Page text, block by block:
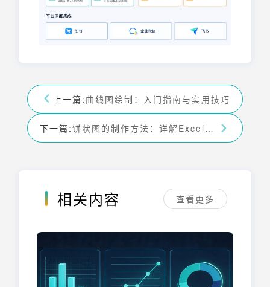
上一篇: 曲线图绘制：入门指南与实用技巧
下一篇: 饼状图的制作方法：详解Excel、Axure及在线工具使用技巧
相关内容 查看更多